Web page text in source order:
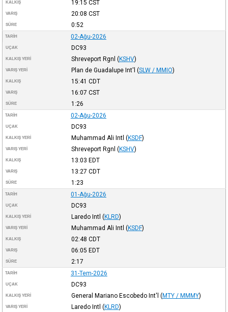
KALKIŞ 19:15 CST
VARIŞ 20:08 CST
SÜRE 0:52
TARIH 02-Ağu-2026
UÇAK DC93
KALKIŞ YERI Shreveport Rgnl (KSHV)
VARIŞ YERI Plan de Guadalupe Int'l (SLW / MMIO)
KALKIŞ 15:41 CDT
VARIŞ 16:07 CST
SÜRE 1:26
TARIH 02-Ağu-2026
UÇAK DC93
KALKIŞ YERI Muhammad Ali Intl (KSDF)
VARIŞ YERI Shreveport Rgnl (KSHV)
KALKIŞ 13:03 EDT
VARIŞ 13:27 CDT
SÜRE 1:23
TARIH 01-Ağu-2026
UÇAK DC93
KALKIŞ YERI Laredo Intl (KLRD)
VARIŞ YERI Muhammad Ali Intl (KSDF)
KALKIŞ 02:48 CDT
VARIŞ 06:05 EDT
SÜRE 2:17
TARIH 31-Tem-2026
UÇAK DC93
KALKIŞ YERI General Mariano Escobedo Int'l (MTY / MMMY)
VARIŞ YERI Laredo Intl (KLRD)